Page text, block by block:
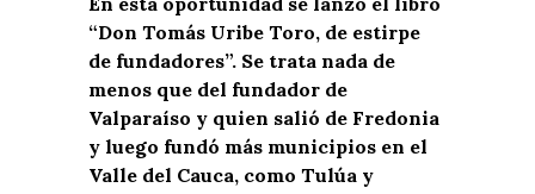
“Don Tomás Uribe Toro, de estirpe
de fundadores”. Se trata nada de
menos que del fundador de
Valparaíso y quien salió de Fredonia
y luego fundó más municipios en el
Valle del Cauca, como Tulúa y